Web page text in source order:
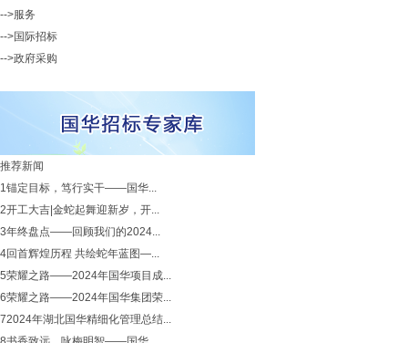
-->服务
-->国际招标
-->政府采购
推荐新闻
1锚定目标，笃行实干——国华...
2开工大吉|金蛇起舞迎新岁，开...
3年终盘点——回顾我们的2024...
4回首辉煌历程 共绘蛇年蓝图—...
5荣耀之路——2024年国华项目成...
6荣耀之路——2024年国华集团荣...
72024年湖北国华精细化管理总结...